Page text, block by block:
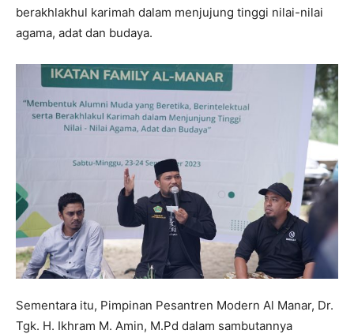
berakhlakhul karimah dalam menjujung tinggi nilai-nilai
agama, adat dan budaya.
Sementara itu, Pimpinan Pesantren Modern Al Manar, Dr.
Tgk. H. Ikhram M. Amin, M.Pd dalam sambutannya